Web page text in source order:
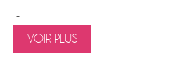
...
VOIR PLUS